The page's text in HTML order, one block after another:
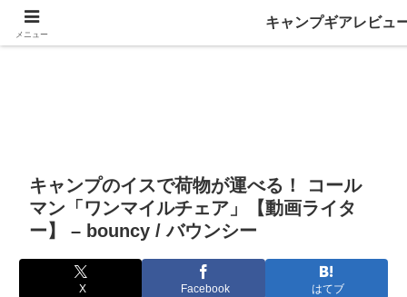
キャンプのイスで荷物が運べる！ コール
マン「ワンマイルチェア」【動画ライタ
ー】 – bouncy / バウンシー
X Facebook はてブ
メニュー
キャンプギアレビュ